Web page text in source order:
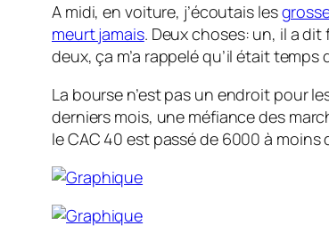
A midi, en voiture, j’écoutais les
meurt jamais. Deux choses: un, il a
deux, ça m’a rappelé qu’il était
La bourse n’est pas un endroit pour
derniers mois, une méfiance des
le CAC 40 est passé de 6000 à